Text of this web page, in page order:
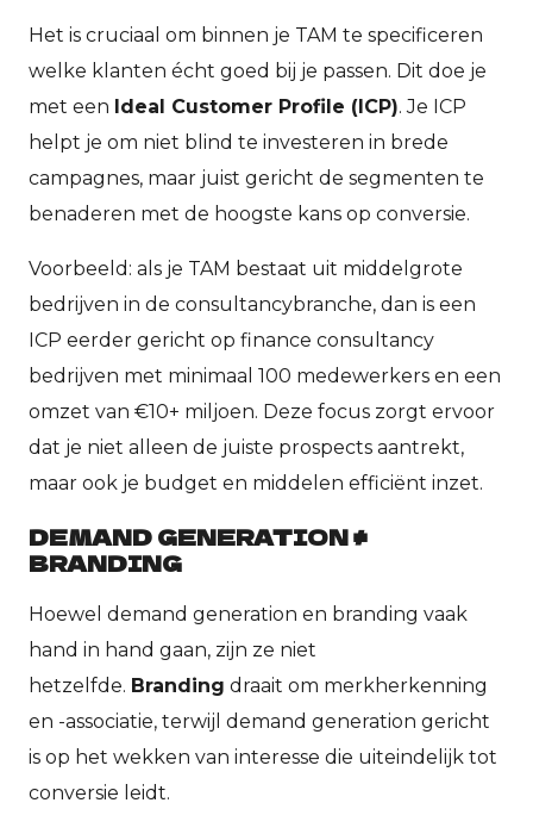
Het is cruciaal om binnen je TAM te specificeren
welke klanten écht goed bij je passen. Dit doe je
met een Ideal Customer Profile (ICP). Je ICP
helpt je om niet blind te investeren in brede
campagnes, maar juist gericht de segmenten te
benaderen met de hoogste kans op conversie.
Voorbeeld: als je TAM bestaat uit middelgrote
bedrijven in de consultancybranche, dan is een
ICP eerder gericht op finance consultancy
bedrijven met minimaal 100 medewerkers en een
omzet van €10+ miljoen. Deze focus zorgt ervoor
dat je niet alleen de juiste prospects aantrekt,
maar ook je budget en middelen efficiënt inzet.
DEMAND GENERATION ≠
BRANDING
Hoewel demand generation en branding vaak
hand in hand gaan, zijn ze niet
hetzelfde. Branding draait om merkherkenning
en -associatie, terwijl demand generation gericht
is op het wekken van interesse die uiteindelijk tot
conversie leidt.